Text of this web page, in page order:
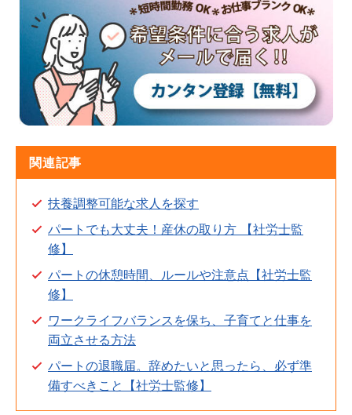
関連記事
扶養調整可能な求人を探す
パートでも大丈夫！産休の取り方 【社労士監
修】
パートの休憩時間、ルールや注意点【社労士監
修】
ワークライフバランスを保ち、子育てと仕事を
両立させる方法
パートの退職届。辞めたいと思ったら、必ず準
備すべきこと【社労士監修】